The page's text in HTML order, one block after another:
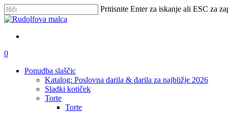
Skip
to
content
Pritisnite Enter za iskanje ali ESC za
Zapri
išči
account
0
Ponudba slaščic
Katalog: Poslovna darila & darila za najbližje 2026
Sladki kotiček
Torte
Torte